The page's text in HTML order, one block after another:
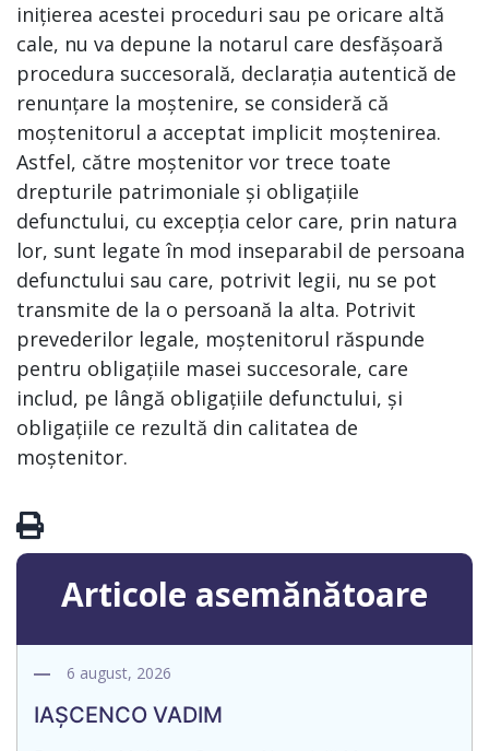
inițierea acestei proceduri sau pe oricare altă
cale, nu va depune la notarul care desfășoară
procedura succesorală, declarația autentică de
renunțare la moștenire, se consideră că
moștenitorul a acceptat implicit moștenirea.
Astfel, către moștenitor vor trece toate
drepturile patrimoniale și obligațiile
defunctului, cu excepția celor care, prin natura
lor, sunt legate în mod inseparabil de persoana
defunctului sau care, potrivit legii, nu se pot
transmite de la o persoană la alta. Potrivit
prevederilor legale, moștenitorul răspunde
pentru obligațiile masei succesorale, care
includ, pe lângă obligațiile defunctului, și
obligațiile ce rezultă din calitatea de
moștenitor.
Articole asemănătoare
6 august, 2026
IAȘCENCO VADIM